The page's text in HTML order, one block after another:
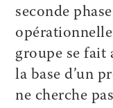
seconde
groupe se fait
la base d’un
ne cherche